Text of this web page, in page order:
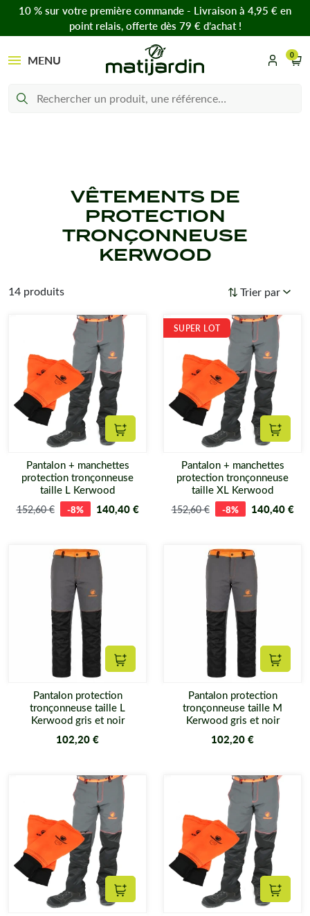
10 % sur votre première commande - Livraison à 4,95 € en
point relais, offerte dès 79 € d’achat !
MENU 0
VÊTEMENTS DE
PROTECTION
TRONÇONNEUSE
KERWOOD
14 produits Trier par
Ajouter au panier
Pantalon + manchettes
protection tronçonneuse
taille L Kerwood
152,60 € -8% 140,40 €
SUPER LOT
Pantalon + manchettes
protection tronçonneuse
taille XL Kerwood
152,60 € -8% 140,40 €
Ajouter au panier
Pantalon protection
tronçonneuse taille L
Kerwood gris et noir
102,20 €
Pantalon protection
tronçonneuse taille M
Kerwood gris et noir
102,20 €
Ajouter au panier